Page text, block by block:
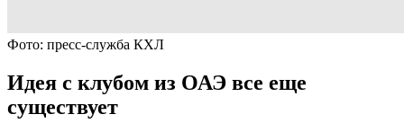
Фото: пресс-служба КХЛ
Идея с клубом из ОАЭ все еще
существует